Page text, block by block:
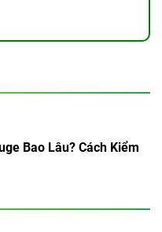
Bao Lâu? Cách Kiểm